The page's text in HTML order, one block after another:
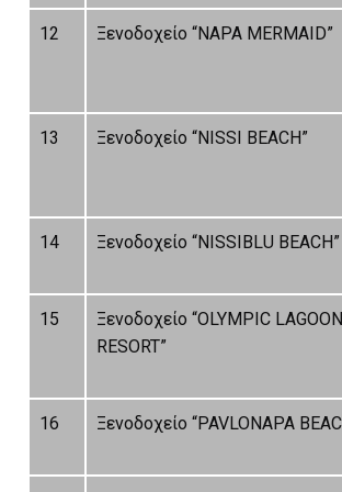
12 Ξενοδοχείο “NAPA MERMAID”
13 Ξενοδοχείο “NISSI BEACH”
14 Ξενοδοχείο “NISSIBLU BEACH”
15
Ξενοδοχείο “OLYMPIC LAGOON
RESORT”
16 Ξενοδοχείο “PAVLONAPA